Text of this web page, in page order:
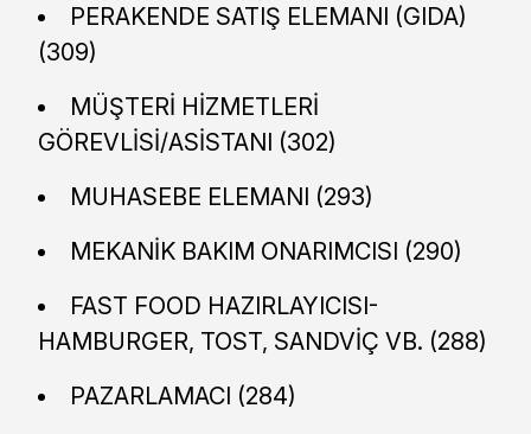
PERAKENDE SATIŞ ELEMANI (GIDA)
(309)
MÜŞTERİ HİZMETLERİ
GÖREVLİSİ/ASİSTANI (302)
MUHASEBE ELEMANI (293)
MEKANİK BAKIM ONARIMCISI (290)
FAST FOOD HAZIRLAYICISI-
HAMBURGER, TOST, SANDVİÇ VB. (288)
PAZARLAMACI (284)